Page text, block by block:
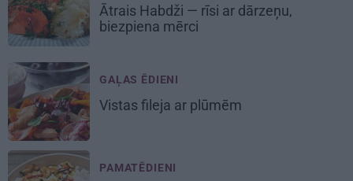
Ātrais Habdži — rīsi ar dārzeņu,
biezpiena mērci
GAĻAS ĒDIENI
Vistas fileja ar plūmēm
PAMATĒDIENI